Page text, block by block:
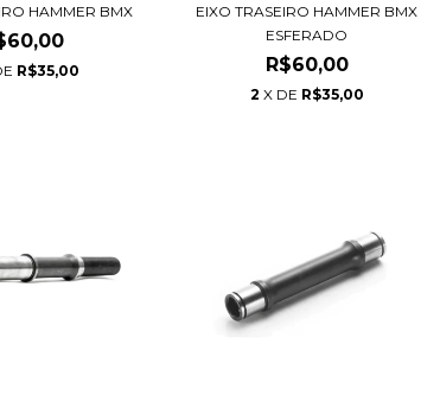
HAMMER BMX
R$35,00
EIXO TRASEIRO HAMMER BMX
ESFERADO
R$60,00
2 X DE R$35,00